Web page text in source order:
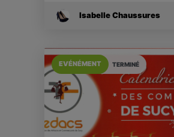
Isabelle Chaussures
TERMINÉ
EVÉNÉMENT